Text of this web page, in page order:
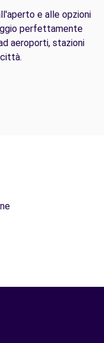
e alle opzioni
perfettamente
aeroporti, stazioni